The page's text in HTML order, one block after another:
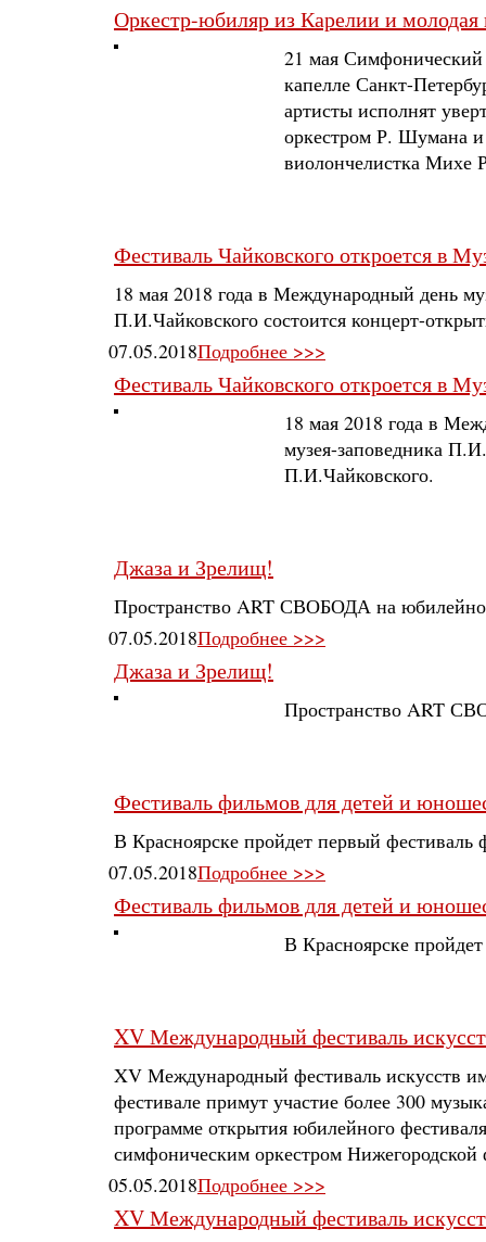
Оркестр-юбиляр из Карелии и молодая
21 мая Симфонический
капелле Санкт-
артисты исполнят
оркестром Р. Шумана
виолончелистка Михе
Фестиваль Чайковского откроется в
18 мая 2018 года в Международный день
П.И.Чайковского состоится концерт-
07.05.2018Подробнее >>>
Фестиваль Чайковского откроется в
18 мая 2018 года в
музея-заповедника
П.И.Чайковского.
Джаза и Зрелищ!
Пространство ART СВОБОДА на
07.05.2018Подробнее >>>
Джаза и Зрелищ!
Пространство ART
Фестиваль фильмов для детей и
В Красноярске пройдет первый
07.05.2018Подробнее >>>
Фестиваль фильмов для детей и
В Красноярске
XV Международный фестиваль
XV Международный фестиваль искусств
фестивале примут участие более 300
программе открытия юбилейного
симфоническим оркестром
05.05.2018Подробнее >>>
XV Международный фестиваль